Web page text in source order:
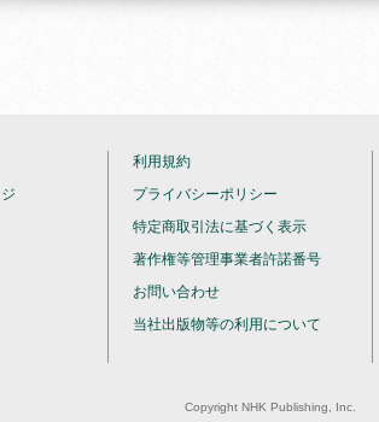
利用規約
プライバシーポリシー
特定商取引法に基づく表示
著作権等管理事業者許諾番号
お問い合わせ
当社出版物等の利用について
Copyright NHK Publishing, Inc.